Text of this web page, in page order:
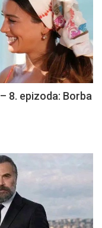
8. epizoda: Borba